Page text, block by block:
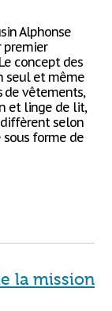
Alphonse
premier
concept des
seul et même
de vêtements,
et linge de lit,
diffèrent selon
sous forme de
la mission